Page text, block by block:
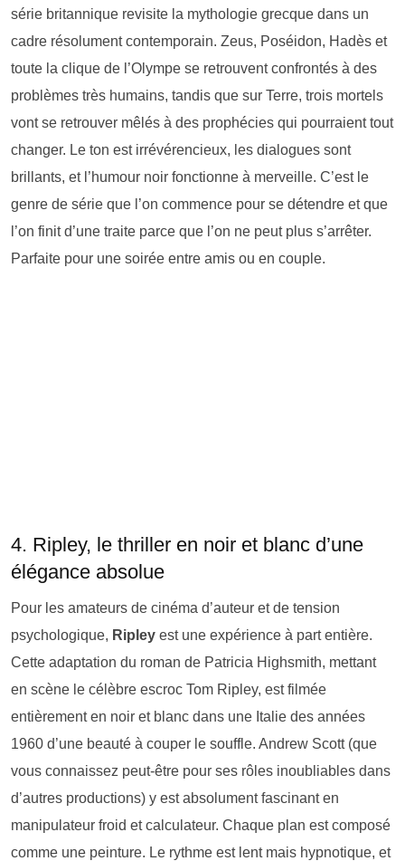
série britannique revisite la mythologie grecque dans un
cadre résolument contemporain. Zeus, Poséidon, Hadès et
toute la clique de l’Olympe se retrouvent confrontés à des
problèmes très humains, tandis que sur Terre, trois mortels
vont se retrouver mêlés à des prophécies qui pourraient tout
changer. Le ton est irrévérencieux, les dialogues sont
brillants, et l’humour noir fonctionne à merveille. C’est le
genre de série que l’on commence pour se détendre et que
l’on finit d’une traite parce que l’on ne peut plus s’arrêter.
Parfaite pour une soirée entre amis ou en couple.
4. Ripley, le thriller en noir et blanc d’une
élégance absolue
Pour les amateurs de cinéma d’auteur et de tension
psychologique, Ripley est une expérience à part entière.
Cette adaptation du roman de Patricia Highsmith, mettant
en scène le célèbre escroc Tom Ripley, est filmée
entièrement en noir et blanc dans une Italie des années
1960 d’une beauté à couper le souffle. Andrew Scott (que
vous connaissez peut-être pour ses rôles inoubliables dans
d’autres productions) y est absolument fascinant en
manipulateur froid et calculateur. Chaque plan est composé
comme une peinture. Le rythme est lent mais hypnotique, et